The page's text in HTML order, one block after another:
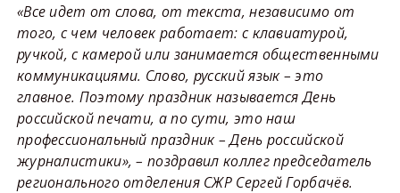
«Все идет от слова, от текста, независимо от
того, с чем человек работает: с клавиатурой,
ручкой, с камерой или занимается общественными
коммуникациями. Слово, русский язык – это
главное. Поэтому праздник называется День
российской печати, а по сути, это наш
профессиональный праздник – День российской
журналистики», – поздравил коллег председатель
регионального отделения СЖР Сергей Горбачёв.